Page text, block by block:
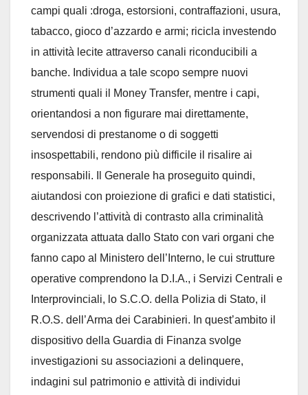
campi quali :droga, estorsioni, contraffazioni, usura,
tabacco, gioco d’azzardo e armi; ricicla investendo
in attività lecite attraverso canali riconducibili a
banche. Individua a tale scopo sempre nuovi
strumenti quali il Money Transfer, mentre i capi,
orientandosi a non figurare mai direttamente,
servendosi di prestanome o di soggetti
insospettabili, rendono più difficile il risalire ai
responsabili. Il Generale ha proseguito quindi,
aiutandosi con proiezione di grafici e dati statistici,
descrivendo l’attività di contrasto alla criminalità
organizzata attuata dallo Stato con vari organi che
fanno capo al Ministero dell’Interno, le cui strutture
operative comprendono la D.I.A., i Servizi Centrali e
Interprovinciali, lo S.C.O. della Polizia di Stato, il
R.O.S. dell’Arma dei Carabinieri. In quest’ambito il
dispositivo della Guardia di Finanza svolge
investigazioni su associazioni a delinquere,
indagini sul patrimonio e attività di individui